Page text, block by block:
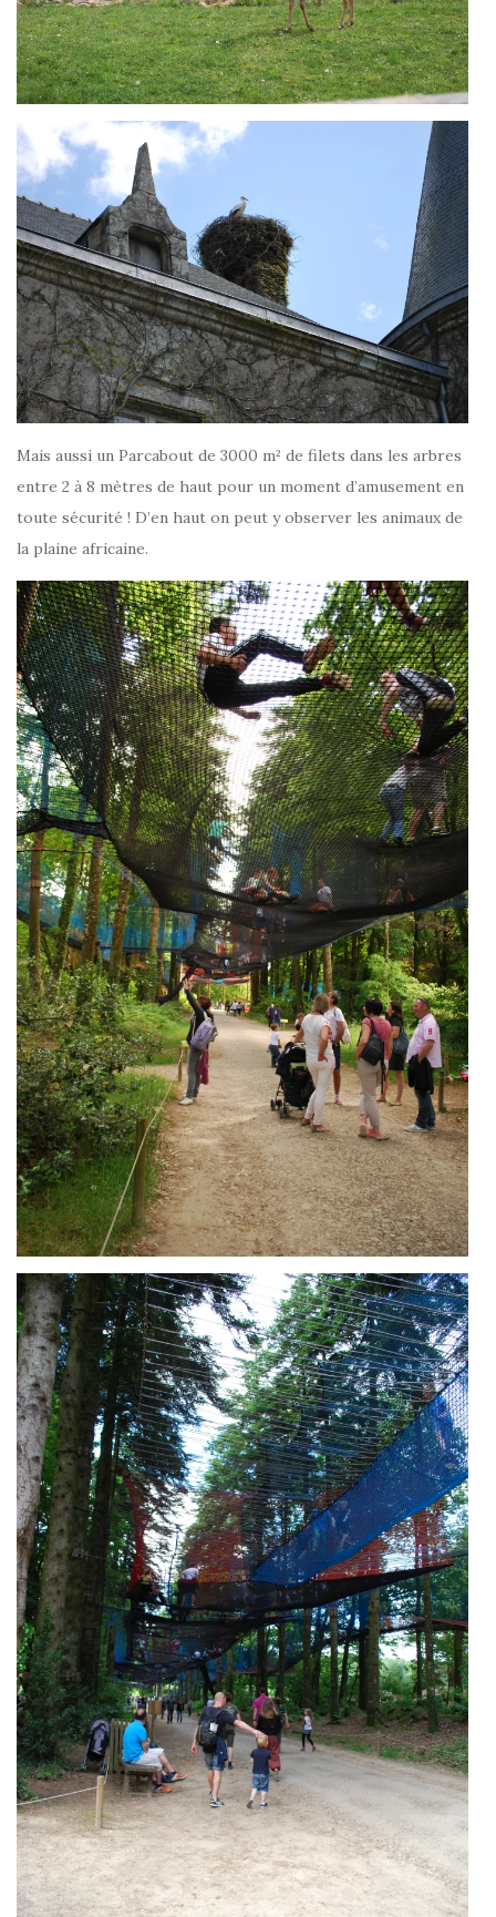
Mais aussi un Parcabout de 3000 m² de filets dans les arbres
entre 2 à 8 mètres de haut pour un moment d’amusement en
toute sécurité ! D’en haut on peut y observer les animaux de
la plaine africaine.